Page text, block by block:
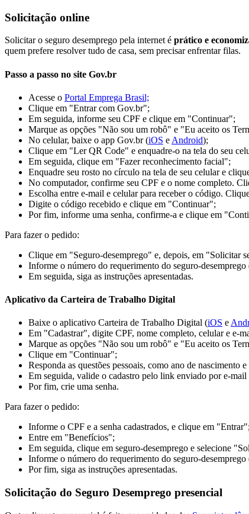
Solicitação online
Solicitar o seguro desemprego pela internet é prático e
quem prefere resolver tudo de casa, sem precisar enfrentar filas.
Passo a passo no site Gov.br
Acesse o Portal Emprega Brasil;
Clique em "Entrar com Gov.br";
Em seguida, informe seu CPF e clique em "Continuar";
Marque as opções "Não sou um robô" e "Eu aceito os
No celular, baixe o app Gov.br (iOS e Android);
Clique em "Ler QR Code" e enquadre-o na tela do seu
Em seguida, clique em "Fazer reconhecimento facial";
Enquadre seu rosto no círculo na tela de seu celular e
No computador, confirme seu CPF e o nome completo.
Escolha entre e-mail e celular para receber o código.
Digite o código recebido e clique em "Continuar";
Por fim, informe uma senha, confirme-a e clique em
Para fazer o pedido:
Clique em "Seguro-desemprego" e, depois, em "Solicitar
Informe o número do requerimento do seguro-
Em seguida, siga as instruções apresentadas.
Aplicativo da Carteira de Trabalho Digital
Baixe o aplicativo Carteira de Trabalho Digital (iOS e
Em "Cadastrar", digite CPF, nome completo, celular e e-
Marque as opções "Não sou um robô" e "Eu aceito os
Clique em "Continuar";
Responda as questões pessoais, como ano de nascimento
Em seguida, valide o cadastro pelo link enviado por e-
Por fim, crie uma senha.
Para fazer o pedido:
Informe o CPF e a senha cadastrados, e clique em "Entrar";
Entre em "Benefícios";
Em seguida, clique em seguro-desemprego e selecione
Informe o número do requerimento do seguro-
Por fim, siga as instruções apresentadas.
Solicitação do Seguro Desemprego presencial